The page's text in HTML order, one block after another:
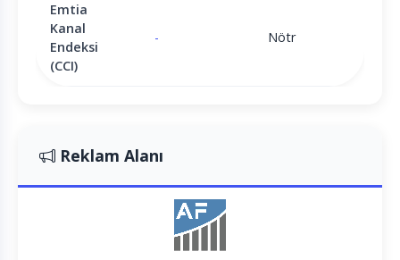
Emtia
Kanal
Endeksi
(CCI)
- Nötr
Reklam Alanı